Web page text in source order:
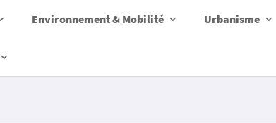
Environnement & Mobilité Urbanisme